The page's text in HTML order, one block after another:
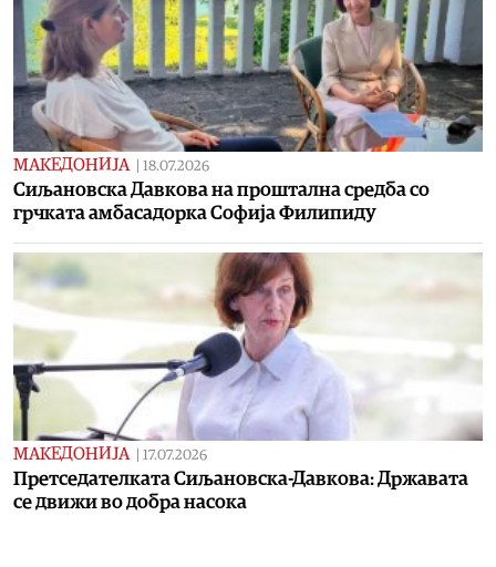
МАКЕДОНИЈА | 18.07.2026
Сиљановска Давкова на проштална средба со
грчката амбасадорка Софија Филипиду
МАКЕДОНИЈА | 17.07.2026
Претседателката Сиљановска-Давкова: Државата
се движи во добра насока